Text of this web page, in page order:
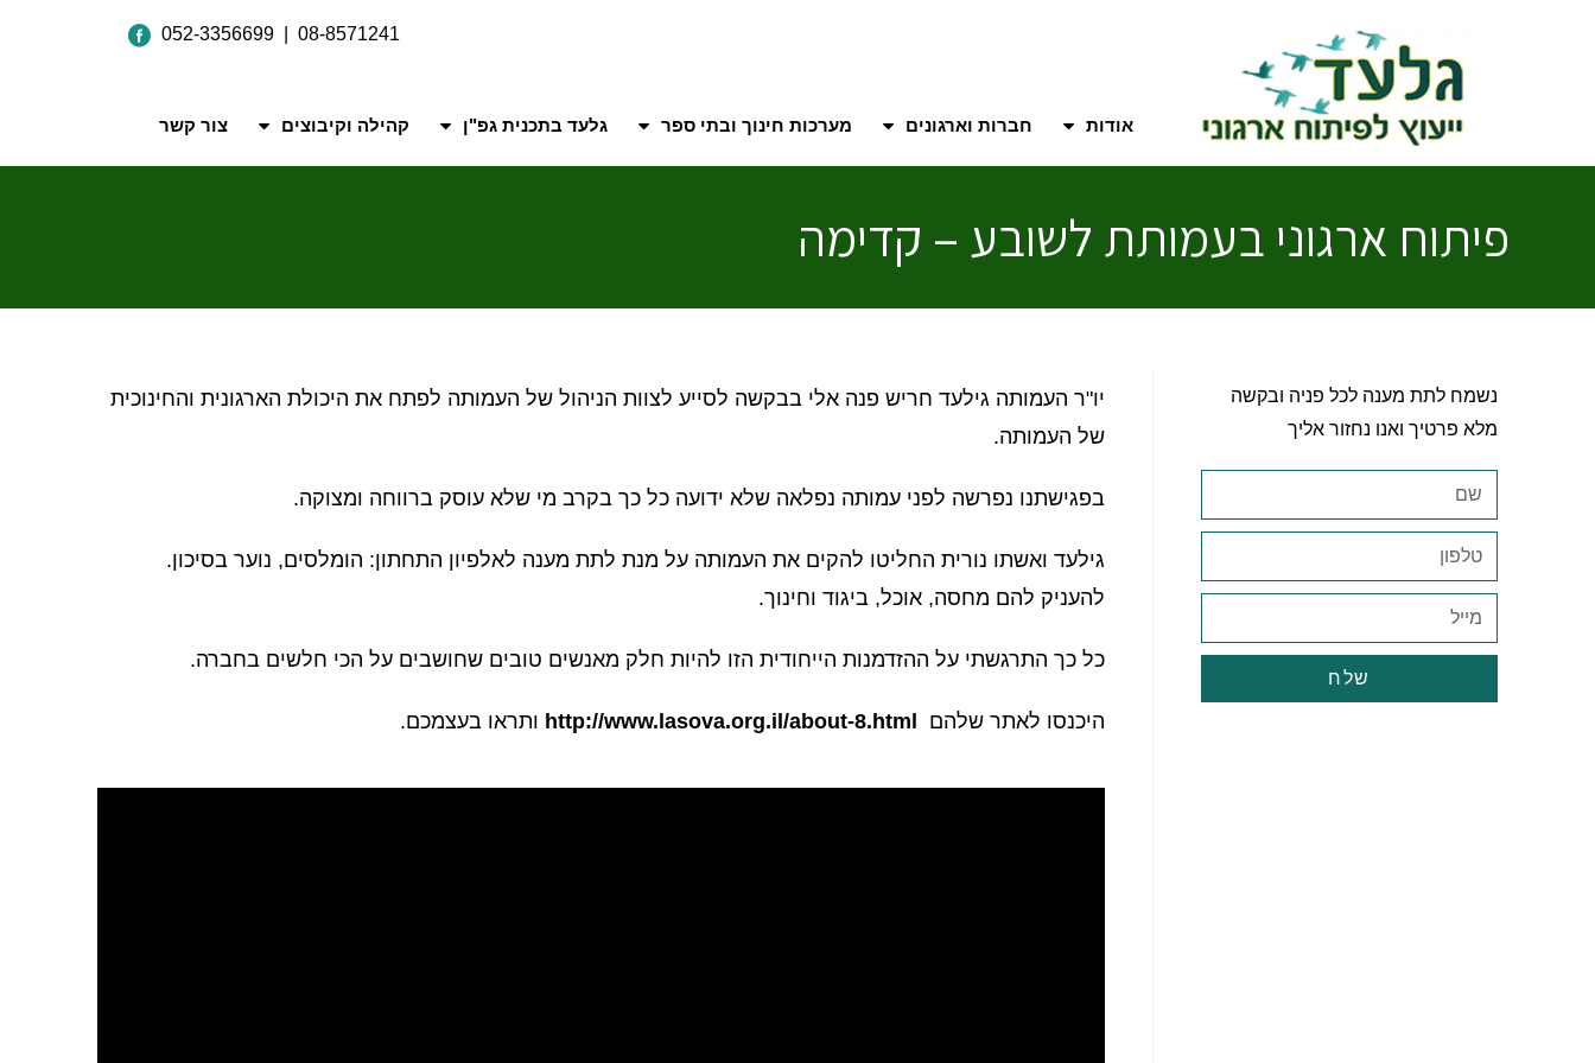
052-3356699 | 08-8571241
אודות חברות וארגונים מערכות חינוך ובתי ספר גלעד בתכנית גפ"ן קהילה וקיבוצים צור קשר
פיתוח ארגוני בעמותת לשובע – קדימה
יו"ר העמותה גילעד חריש פנה אלי בבקשה לסייע לצוות הניהול של העמותה לפתח את היכולת הארגונית והחינוכית
של העמותה.
בפגישתנו נפרשה לפני עמותה נפלאה שלא ידועה כל כך בקרב מי שלא עוסק ברווחה ומצוקה.
גילעד ואשתו נורית החליטו להקים את העמותה על מנת לתת מענה לאלפיון התחתון: הומלסים, נוער בסיכון.
להעניק להם מחסה, אוכל, ביגוד וחינוך.
כל כך התרגשתי על ההזדמנות הייחודית הזו להיות חלק מאנשים טובים שחושבים על הכי חלשים בחברה.
היכנסו לאתר שלהם http://www.lasova.org.il/about-8.html ותראו בעצמכם.
נשמח לתת מענה לכל פניה ובקשה
מלא פרטיך ואנו נחזור אליך
שלח